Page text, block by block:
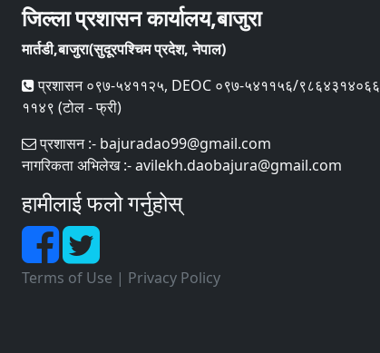
जिल्ला प्रशासन कार्यालय,बाजुरा
मार्तडी,बाजुरा(सुदूरपश्चिम प्रदेश, नेपाल)
प्रशासन ०९७-५४११२५, DEOC ०९७-५४११५६/९८६४३१४०६६
११४९ (टोल - फ्री)
प्रशासन :- bajuradao99@gmail.com
नागरिकता अभिलेख :- avilekh.daobajura@gmail.com
हामीलाई फलो गर्नुहोस्
Terms of Use | Privacy Policy